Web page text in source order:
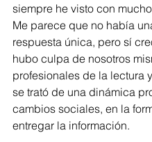
siempre he visto con
Me parece que no había
respuesta única, pero sí
hubo culpa de nosotros
profesionales de la lectura
se trató de una dinámica
cambios sociales, en la
entregar la información.